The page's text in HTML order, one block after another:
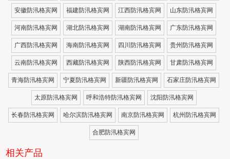
安徽防汛格宾网 福建防汛格宾网 江西防汛格宾网 山东防汛格宾网
河南防汛格宾网 湖北防汛格宾网 湖南防汛格宾网 广东防汛格宾网
广西防汛格宾网 海南防汛格宾网 四川防汛格宾网 贵州防汛格宾网
云南防汛格宾网 西藏防汛格宾网 陕西防汛格宾网 甘肃防汛格宾网
青海防汛格宾网 宁夏防汛格宾网 新疆防汛格宾网 石家庄防汛格宾网
太原防汛格宾网 呼和浩特防汛格宾网 沈阳防汛格宾网
长春防汛格宾网 哈尔滨防汛格宾网 南京防汛格宾网 杭州防汛格宾网
合肥防汛格宾网
相关产品